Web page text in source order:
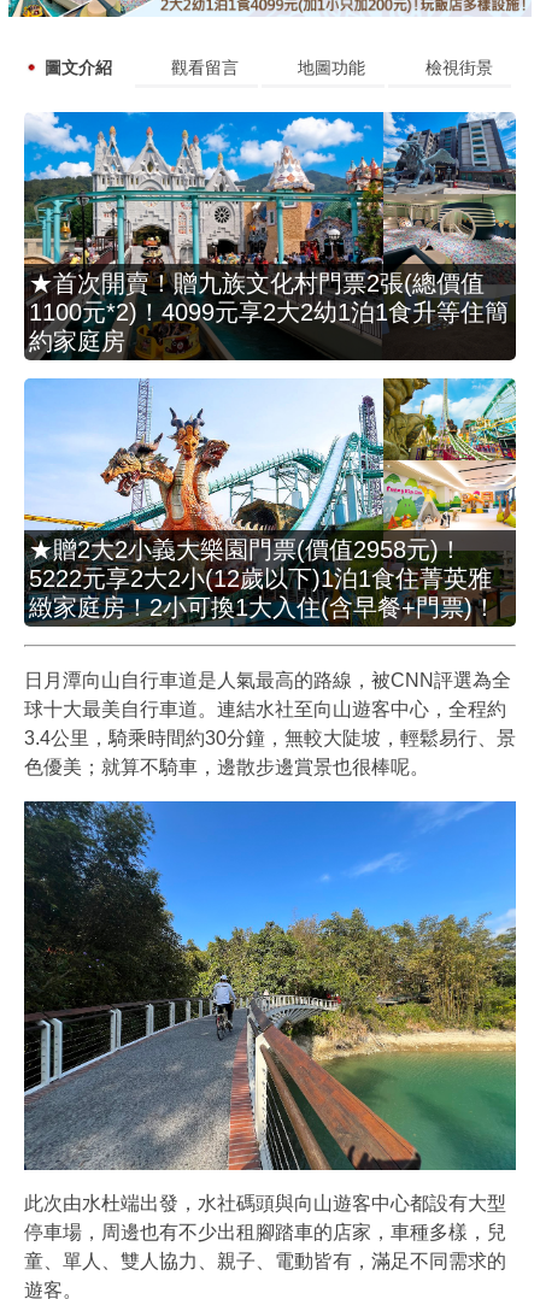
圖文介紹 觀看留言 地圖功能 檢視街景
★首次開賣！贈九族文化村門票2張(總價值
1100元*2)！4099元享2大2幼1泊1食升等住簡
約家庭房
★贈2大2小義大樂園門票(價值2958元)！
5222元享2大2小(12歲以下)1泊1食住菁英雅
緻家庭房！2小可換1大入住(含早餐+門票)！
日月潭向山自行車道是人氣最高的路線，被CNN評選為全
球十大最美自行車道。連結水社至向山遊客中心，全程約
3.4公里，騎乘時間約30分鐘，無較大陡坡，輕鬆易行、景
色優美；就算不騎車，邊散步邊賞景也很棒呢。
此次由水杜端出發，水社碼頭與向山遊客中心都設有大型
停車場，周邊也有不少出租腳踏車的店家，車種多樣，兒
童、單人、雙人協力、親子、電動皆有，滿足不同需求的
遊客。